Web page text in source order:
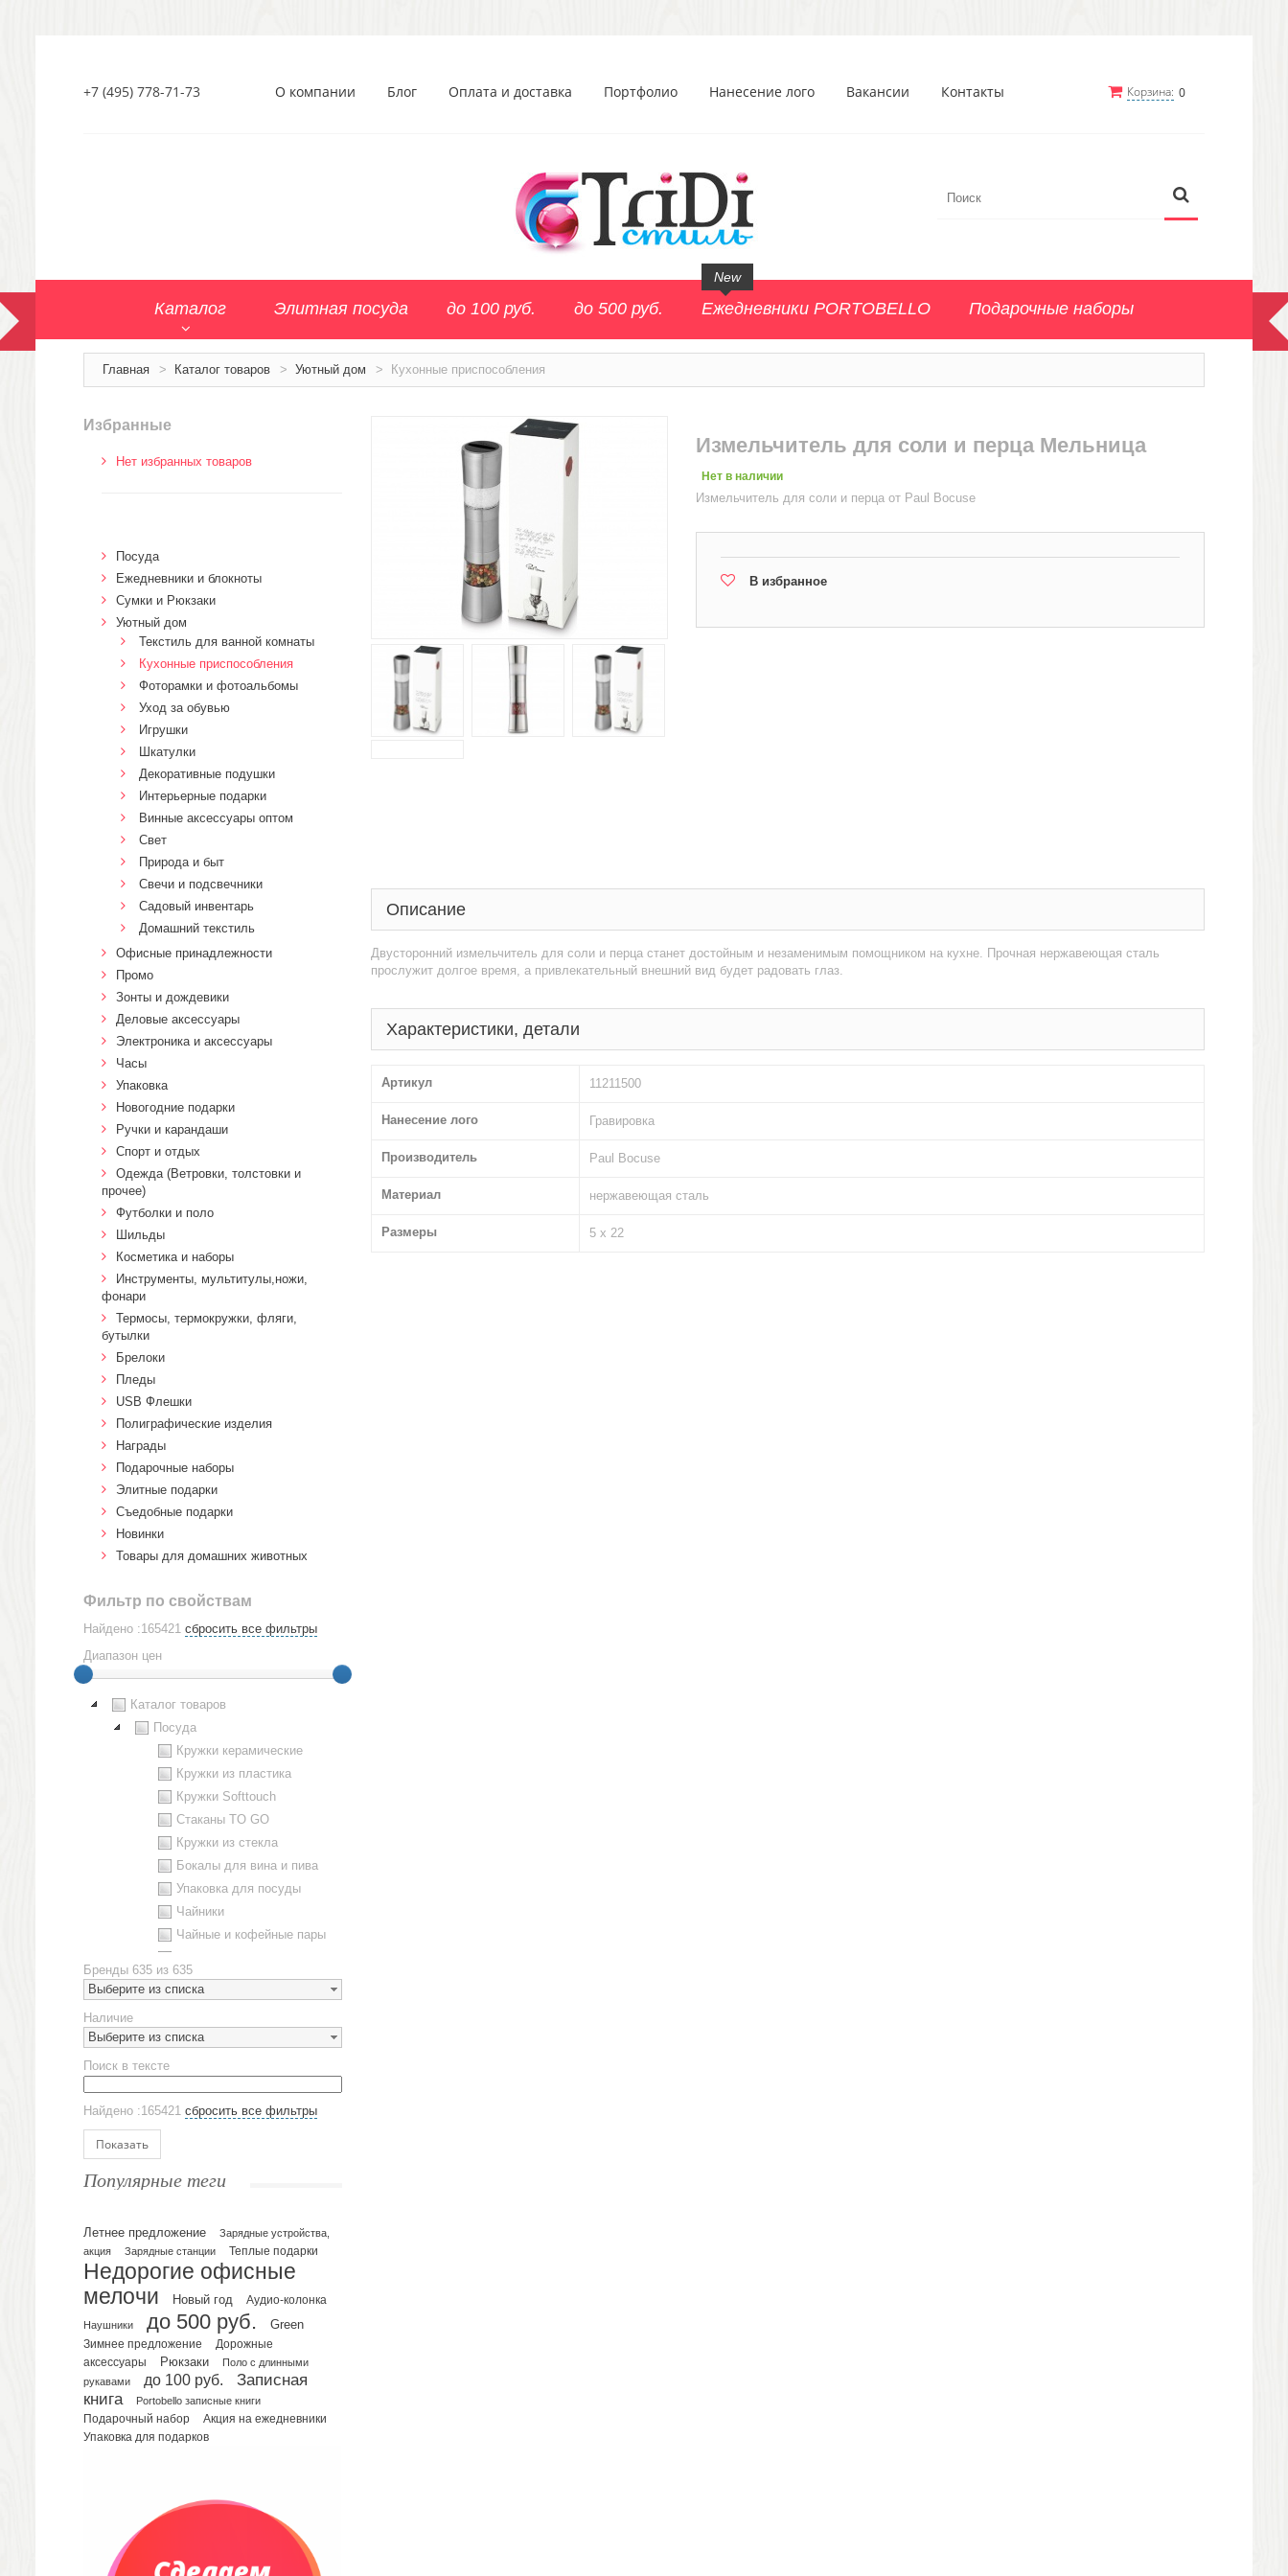
Корзина: 0
+7 (495) 778-71-73 О компании Блог Оплата и доставка Портфолио Нанесение лого Вакансии Контакты
Каталог Элитная посуда до 100 руб. до 500 руб. Ежедневники PORTOBELLO
New
Подарочные наборы
Главная > Каталог товаров > Уютный дом > Кухонные приспособления
Измельчитель для соли и перца Мельница
Нет в наличии
Измельчитель для соли и перца от Paul Bocuse
В избранное
Описание
Двусторонний измельчитель для соли и перца станет достойным и незаменимым помощником на кухне. Прочная нержавеющая сталь
прослужит долгое время, а привлекательный внешний вид будет радовать глаз.
Характеристики, детали
Артикул 11211500
Нанесение лого Гравировка
Производитель Paul Bocuse
Материал нержавеющая сталь
Размеры 5 х 22
Избранные
Нет избранных товаров
Посуда
Ежедневники и блокноты
Сумки и Рюкзаки
Уютный дом
Текстиль для ванной комнаты
Кухонные приспособления
Фоторамки и фотоальбомы
Уход за обувью
Игрушки
Шкатулки
Декоративные подушки
Интерьерные подарки
Винные аксессуары оптом
Свет
Природа и быт
Свечи и подсвечники
Садовый инвентарь
Домашний текстиль
Офисные принадлежности
Промо
Зонты и дождевики
Деловые аксессуары
Электроника и аксессуары
Часы
Упаковка
Новогодние подарки
Ручки и карандаши
Спорт и отдых
Одежда (Ветровки, толстовки и
прочее)
Футболки и поло
Шильды
Косметика и наборы
Инструменты, мультитулы,ножи,
фонари
Термосы, термокружки, фляги,
бутылки
Брелоки
Пледы
USB Флешки
Полиграфические изделия
Награды
Подарочные наборы
Элитные подарки
Cъедобные подарки
Новинки
Товары для домашних животных
Фильтр по свойствам
Найдено :165421 сбросить все фильтры
Диапазон цен
Каталог товаров
Посуда
Кружки керамические
Кружки из пластика
Кружки Softtouch
Стаканы TO GO
Кружки из стекла
Бокалы для вина и пива
Упаковка для посуды
Чайники
Чайные и кофейные пары
Наборы посуды
Предметы сервировки
Стаканы
Эко кружки
ЕВРОПОСУДА
Аксессуары
Ежедневники и блокноты
Датированные ежедневники
Планинги и телефонные книжки
Планинги датированные
Планинги недатированные
Телефонные книжки
Еженедельники
Органайзер на ежедневник
Сумки и Рюкзаки
Рюкзаки
Конференц-сумки
Несессеры и косметички
Бренды 635 из 635
Выберите из списка
Наличие
Выберите из списка
Поиск в тексте
Найдено :165421 сбросить все фильтры
Показать
Популярные теги
Летнее предложение
Зарядные устройства,
акция
Зарядные станции Теплые подарки
Недорогие офисные
мелочи
Новый год Аудио-колонка
Наушники до 500 руб. Green
Зимнее предложение
Дорожные
аксессуары
Рюкзаки
Поло с длинными
рукавами
до 100 руб.
Записная
книга
Portobello записные книги
Подарочный набор Акция на ежедневники
Упаковка для подарков